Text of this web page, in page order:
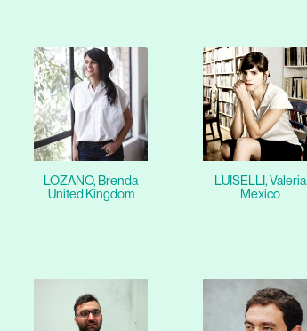
LOZANO, Brenda
United Kingdom
LUISELLI, Valeria
Mexico